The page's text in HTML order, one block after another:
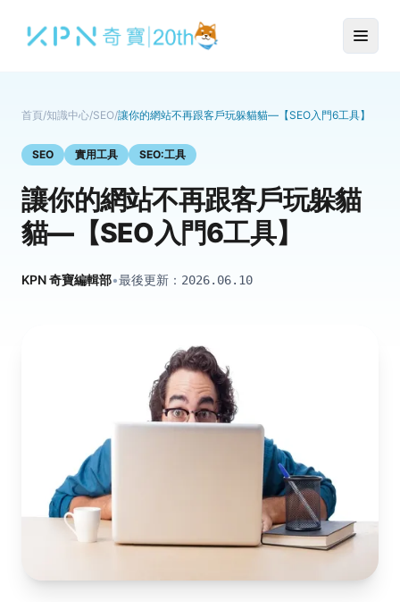
首頁/知識中心/SEO/讓你的網站不再跟客戶玩躲貓貓—【SEO入門6工具】
SEO 實用工具 SEO:工具
讓你的網站不再跟客戶玩躲貓
貓—【SEO入門6工具】
KPN 奇寶編輯部•最後更新： 2026.06.10